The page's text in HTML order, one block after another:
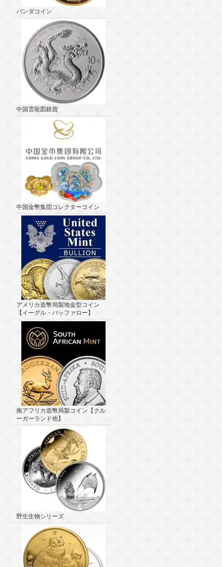
パンダコイン
中国雲龍図銀貨
中国金幣集団コレクターコイン
アメリカ造幣局製地金型コイン
【イーグル・バッファロー】
南アフリカ造幣局製コイン【クル
ーガーランド他】
野生生物シリーズ